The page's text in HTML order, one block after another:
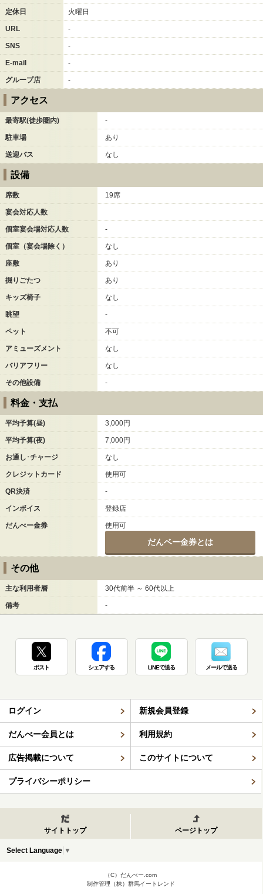
定休日 火曜日
URL -
SNS -
E-mail -
グループ店 -
アクセス
最寄駅(徒歩圏内) -
駐車場 あり
送迎バス なし
設備
席数 19席
宴会対応人数
個室宴会場対応人数 -
個室（宴会場除く） なし
座敷 あり
掘りごたつ あり
キッズ椅子 なし
眺望 -
ペット 不可
アミューズメント なし
バリアフリー なし
その他設備 -
料金・支払
平均予算(昼) 3,000円
平均予算(夜) 7,000円
お通し･チャージ なし
クレジットカード 使用可
QR決済 -
インボイス 登録店
だんべー金券 使用可
だんベー金券とは
その他
主な利用者層 30代前半 ～ 60代以上
備考 -
ポスト シェアする LINEで送る メールで送る
ログイン 新規会員登録
だんべー会員とは 利用規約
広告掲載について このサイトについて
プライバシーポリシー
サイトトップ ページトップ
Select Language ▼
（C）だんべー.com
制作管理（株）群馬イートレンド